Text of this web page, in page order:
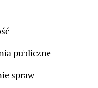
publiczne
spraw